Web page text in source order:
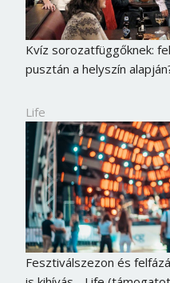
Kvíz sorozatfüggőknek:
pusztán a helyszín
Life
Fesztiválszezon és
Borsonline
E-mail cím vagy